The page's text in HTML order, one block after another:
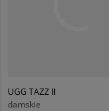
UGG TAZZ II
damskie